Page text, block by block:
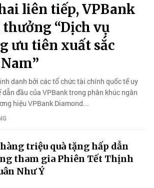
liên tiếp, VPBank
“Dịch vụ
ưu tiên xuất sắc
danh bởi các tổ chức tài chính quốc tế uy
đầu của VPBank trong phân khúc ngân
hiệu VPBank Diamond...
triệu quà tặng hấp dẫn
tham gia Phiên Tết Thịnh
Như Ý